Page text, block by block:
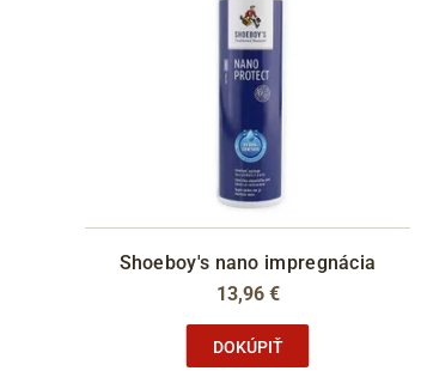
Shoeboy's nano impregnácia
13,96 €
DOKÚPIŤ